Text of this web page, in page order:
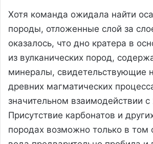
Хотя команда ожидала найти
породы, отложенные слой за
оказалось, что дно кратера в
из вулканических пород,
минералы, свидетельствующие
древних магматических
значительном взаимодействии
Присутствие карбонатов и
породах возможно только в том